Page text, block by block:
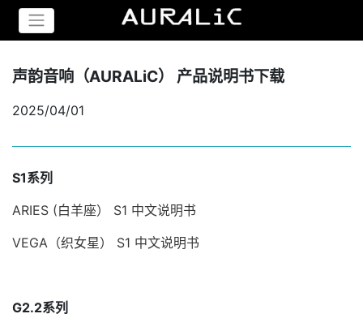
声韵音响（AURALiC） 产品说明书下载
2025/04/01
S1系列
ARIES (白羊座） S1 中文说明书
VEGA（织女星） S1 中文说明书
G2.2系列